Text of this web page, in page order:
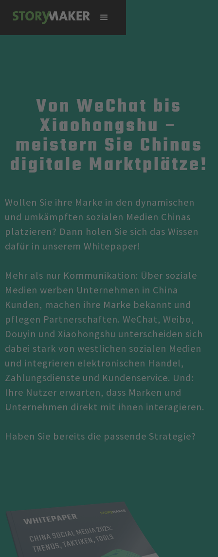
Von WeChat bis
Xiaohongshu –
meistern Sie Chinas
digitale Marktplätze!
Wollen Sie ihre Marke in den dynamischen
und umkämpften sozialen Medien Chinas
platzieren? Dann holen Sie sich das Wissen
dafür in unserem Whitepaper!
Mehr als nur Kommunikation: Über soziale
Medien werben Unternehmen in China
Kunden, machen ihre Marke bekannt und
pflegen Partnerschaften. WeChat, Weibo,
Douyin und Xiaohongshu unterscheiden sich
dabei stark von westlichen sozialen Medien
und integrieren elektronischen Handel,
Zahlungsdienste und Kundenservice. Und:
Ihre Nutzer erwarten, dass Marken und
Unternehmen direkt mit ihnen interagieren.
Haben Sie bereits die passende Strategie?